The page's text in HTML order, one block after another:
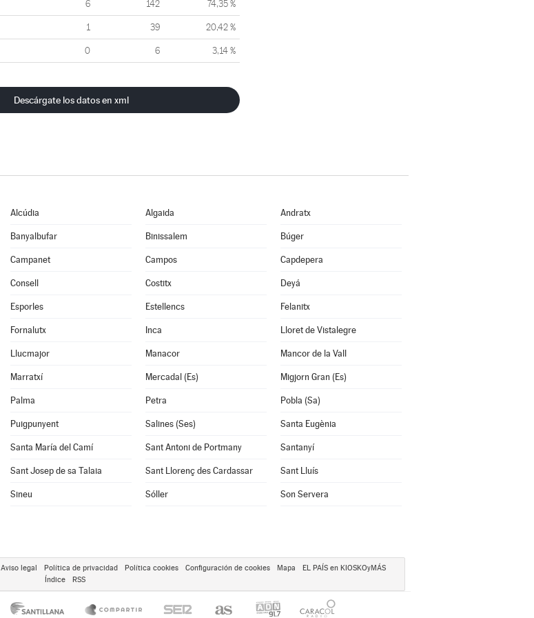
6 142 74,35 %
1 39 20,42 %
0 6 3,14 %
Descárgate los datos en xml
Alcúdia Algaida Andratx
Banyalbufar Binissalem Búger
Campanet Campos Capdepera
Consell Costitx Deyá
Esporles Estellencs Felanitx
Fornalutx Inca Lloret de Vistalegre
Llucmajor Manacor Mancor de la Vall
Marratxí Mercadal (Es) Migjorn Gran (Es)
Palma Petra Pobla (Sa)
Puigpunyent Salines (Ses) Santa Eugènia
Santa María del Camí Sant Antoni de Portmany Santanyí
Sant Josep de sa Talaia Sant Llorenç des Cardassar Sant Lluís
Sineu Sóller Son Servera
Aviso legal Política de privacidad Política cookies Configuración de cookies Mapa
EL PAÍS en KIOSKOyMÁS
Índice
RSS